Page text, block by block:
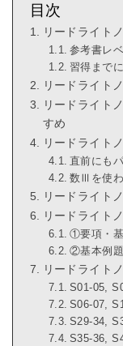
目次
リードライト
参考書レ
習得まで
リードライト
リードライト
すめ
リードライト
直前にも
数Ⅲを使
リードライト
リードライト
①要項・
②基本例
リードライト
S01-05,
S06-07,
S29-34,
S35-36,